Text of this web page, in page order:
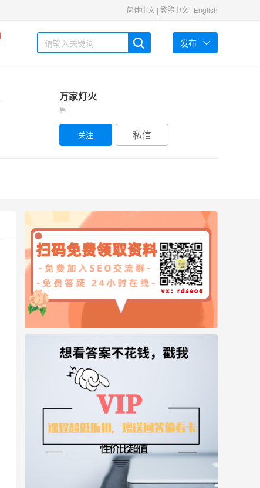
简体中文 | 繁體中文 | English
发布
万家灯火
男 |
私信